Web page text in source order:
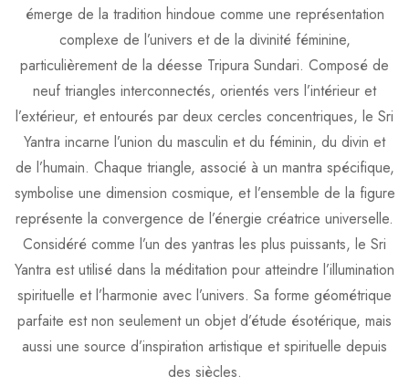
émerge de la tradition hindoue comme une représentation
complexe de l’univers et de la divinité féminine,
particulièrement de la déesse Tripura Sundari. Composé de
neuf triangles interconnectés, orientés vers l’intérieur et
l’extérieur, et entourés par deux cercles concentriques, le Sri
Yantra incarne l’union du masculin et du féminin, du divin et
de l’humain. Chaque triangle, associé à un mantra spécifique,
symbolise une dimension cosmique, et l’ensemble de la figure
représente la convergence de l’énergie créatrice universelle.
Considéré comme l’un des yantras les plus puissants, le Sri
Yantra est utilisé dans la méditation pour atteindre l’illumination
spirituelle et l’harmonie avec l’univers. Sa forme géométrique
parfaite est non seulement un objet d’étude ésotérique, mais
aussi une source d’inspiration artistique et spirituelle depuis
des siècles.